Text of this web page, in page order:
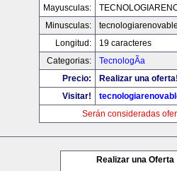
Mayusculas:
Minusculas:
Longitud:
19 caracteres
Categorias:
TecnologÃ­a
Precio:
Realizar una
Visitar!
Serán consideradas
Realizar una Oferta